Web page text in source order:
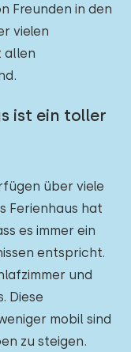
Freunden in den
vielen
allen
ist ein toller
über viele
Ferienhaus hat
es immer ein
entspricht.
und
Diese
mobil sind
zu steigen.